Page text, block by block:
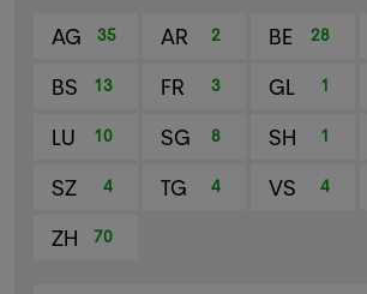
AG 35 AR 2 BE 28
BS 13 FR 3 GL 1
LU 10 SG 8 SH 1
SZ 4 TG 4 VS 4
ZH 70